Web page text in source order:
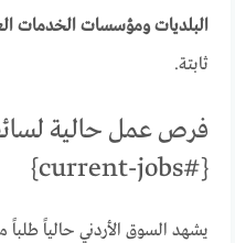
البلديات ومؤسسات الخدمات
ثابتة.
فرص عمل حالية
{#current-jobs}
يشهد السوق الأردني حالياً طلباً